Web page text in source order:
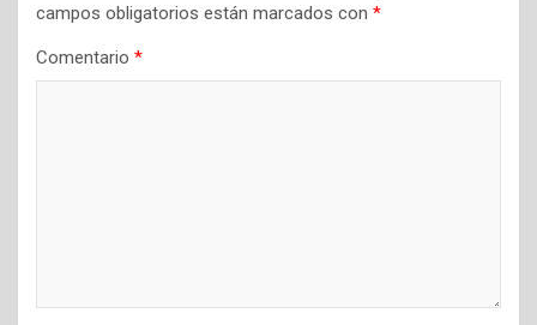
campos obligatorios están marcados con *
Comentario *